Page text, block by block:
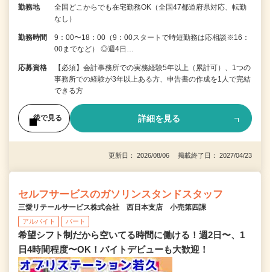
勤務地
全国どこからでも在宅勤務OK（全国47都道府県対応、転勤
なし）
勤務時間
9：00〜18：00（9：00スタートで時短勤務は応相談※16：
00までなど） ◎週4日…
応募資格
【必須】会計事務所での実務経験5年以上（累計可）、1つの
事務所での経験が3年以上ある方、申告書の作成を1人で完結
できる方
後で見る 詳細を見る
更新日： 2026/08/06 掲載終了日： 2027/04/23
セルフサービスのガソリンスタンドスタッフ
三愛リテールサービス株式会社 西日本支店 小売第四課
アルバイト パート
希望シフト制だから空いてる時間に働ける！週2日〜、1
日4時間程度〜OK！バイトデビューも大歓迎！